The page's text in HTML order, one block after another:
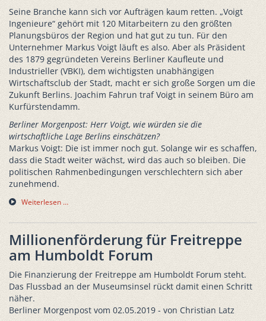
Seine Branche kann sich vor Aufträgen kaum retten. „Voigt
Ingenieure“ gehört mit 120 Mitarbeitern zu den größten
Planungsbüros der Region und hat gut zu tun. Für den
Unternehmer Markus Voigt läuft es also. Aber als Präsident
des 1879 gegründeten Vereins Berliner Kaufleute und
Industrieller (VBKI), dem wichtigsten unabhängigen
Wirtschaftsclub der Stadt, macht er sich große Sorgen um die
Zukunft Berlins. Joachim Fahrun traf Voigt in seinem Büro am
Kurfürstendamm.
Berliner Morgenpost: Herr Voigt, wie würden sie die
wirtschaftliche Lage Berlins einschätzen?
Markus Voigt: Die ist immer noch gut. Solange wir es schaffen,
dass die Stadt weiter wächst, wird das auch so bleiben. Die
politischen Rahmenbedingungen verschlechtern sich aber
zunehmend.
Weiterlesen …
Millionenförderung für Freitreppe
am Humboldt Forum
Die Finanzierung der Freitreppe am Humboldt Forum steht.
Das Flussbad an der Museumsinsel rückt damit einen Schritt
näher.
Berliner Morgenpost vom 02.05.2019 - von Christian Latz